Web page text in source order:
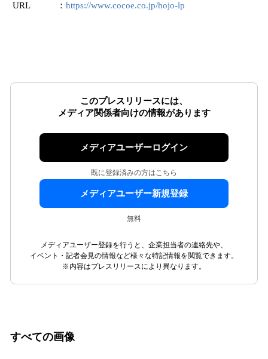
URL ： https://www.cocoe.co.jp/hojo-lp
このプレスリリースには、
メディア関係者向けの情報があります
メディアユーザーログイン
既に登録済みの方はこちら
メディアユーザー新規登録
無料
メディアユーザー登録を行うと、企業担当者の連絡先や、
イベント・記者会見の情報など様々な特記情報を閲覧できます。
※内容はプレスリリースにより異なります。
すべての画像